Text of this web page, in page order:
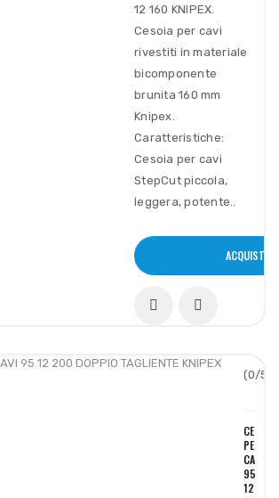
12 160 KNIPEX.
Cesoia per cavi
rivestiti in materiale
bicomponente
brunita 160 mm
Knipex.
Caratteristiche:
Cesoia per cavi
StepCut piccola,
leggera, potente..
ACQUISTA
(0/5):
CESOIA
PER
CAVI
95
12